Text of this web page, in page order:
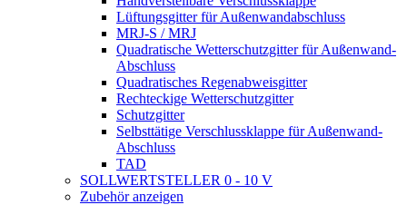
Lüftungsgitter für Außenwandabschluss
MRJ-S / MRJ
Quadratische Wetterschutzgitter für Außenwand-
Abschluss
Quadratisches Regenabweisgitter
Rechteckige Wetterschutzgitter
Schutzgitter
Selbsttätige Verschlussklappe für Außenwand-
Abschluss
TAD
SOLLWERTSTELLER 0 - 10 V
Zubehör anzeigen